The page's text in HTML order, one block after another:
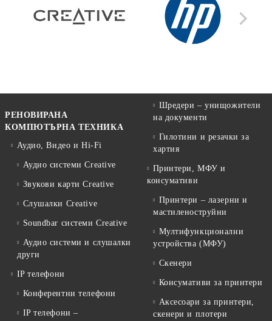
РЕНОВИРАНА
КОМПЮТЪРНА ТЕХНИКА
Аудио, Видео и Hi-Fi
Аудио системи Creative
Звукови карти Creative
Слушалки Creative
Soundbar системи Creative
Аудио системи и слушалки
други
IP телефони
Конферентни телефони
IP телефони –
Шредери – унищожители
на документи
Гилотини и резачки за
хартия
Принтери, МФУ и
консумативи
Принтери – лазерни и
мастиленоструйни
Мултифункционални
устройства (МФУ)
Скенери
Консумативи за принтери
Аксесоари за принтери,
скенери и плотери